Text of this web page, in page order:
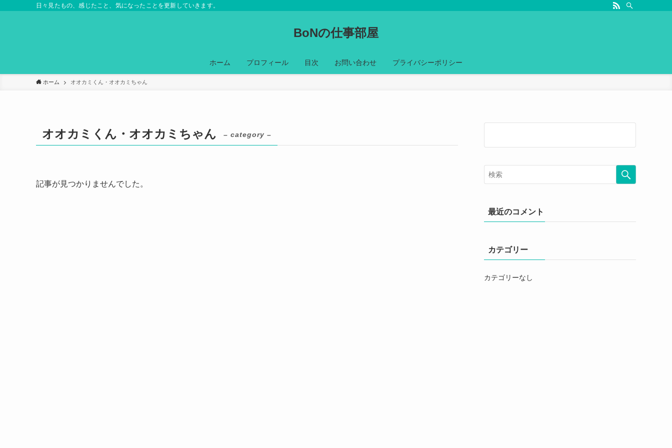
日々見たもの、感じたこと、気になったことを更新していきます。
BoNの仕事部屋
ホーム プロフィール 目次 お問い合わせ プライバシーポリシー
ホーム オオカミくん・オオカミちゃん
オオカミくん・オオカミちゃん – category –
記事が見つかりませんでした。
最近のコメント
カテゴリー
カテゴリーなし